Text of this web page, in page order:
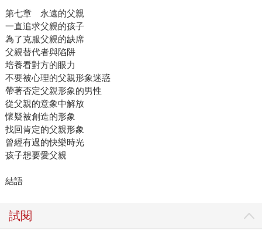
第七章 永遠的父親
一直追求父親的孩子
為了克服父親的缺席
父親替代者與陷阱
培養看對方的眼力
不要被心理的父親形象迷惑
帶著否定父親形象的男性
從父親的意象中解放
懷疑被創造的形象
找回肯定的父親形象
曾經有過的快樂時光
孩子想要愛父親
結語
試閱